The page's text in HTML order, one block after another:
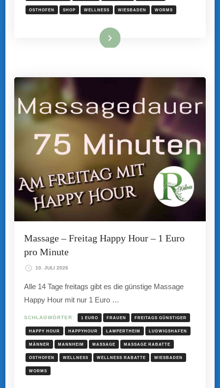
OSTHOFEN SHOP WELLNESS WIESBADEN WORMS
Mehr hier ...
Massage – Freitag Happy Hour – 1 Euro
pro Minute
10. JULI 2026
Alle 14 Tage freitags gibt es die günstige Massage
Happy Hour mit nur 1 Euro …
SCHLAGWÖRTER: 1 EURO FRAUEN FREITAGS GÜNSTIGER
HAPPY HOUR HAPPYHOUR LAMPERTHEIM LUDWIGSHAFEN
MÄNNER MANNHEIM MASSAGE MASSAGE RABATTE
OSTHOFEN WELLNESS WELLNESS RABATTE WIESBADEN
WORMS